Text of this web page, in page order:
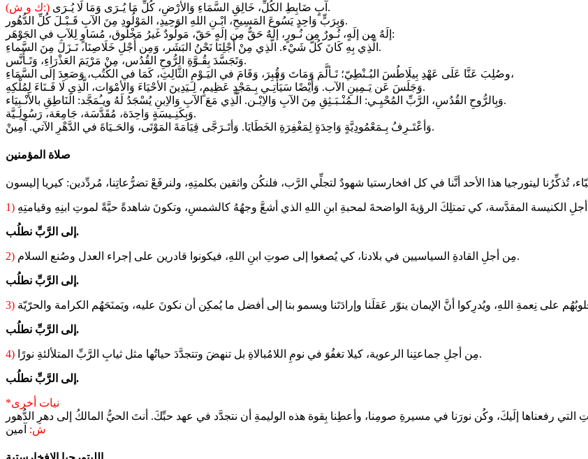
(ك و ش:)
آبٍ ضَابِطِ الكُلِّ، خَالِقِ السَّمَاءِ وَالأرْضِ، كُلِّ مَا يُـرَى وَمَا لَا يُـرَى.
وَبِرَبٍّ وَاحِدٍ يَسُوعَ المَسِيحِ، ابْـنِ اللهِ الوَحِيدِ، المَوْلُودِ مِنَ الآبِ قَـبْـلَ كُلِّ الدُّهُور.
إلَهٌ مِن إلَهٍ، نُـورٌ مِن نُـورٍ، إلَهٌ حَقٌّ مِن إلَهٍ حَقّ، مَولُودٌ غَيرُ مَخْلُوق، مُسَاوٍ لِلآبِ في الجَوْهَر:
الَّذِي بِهِ كَانَ كُلُّ شَيْء. الَّذِي مِنْ أَجْلِنَا نَحْنُ البَشَر، وَمِن أَجْلِ خَلَاصِنَا، نَـزَلَ مِنَ السَّماءِ.
وَتَجَسَّدَ بِقُـوَّةِ الرُّوحِ القُدُس، مِنْ مَرْيَمَ العَذْرَاءِ، وَتَـأَنَّس.
وصُلِبَ عَنَّا عَلَى عَهْدِ بِيلَاطُسَ البُـنْطِيّ؛ تَـألَّمَ وَمَاتَ وَقُبِرَ، وَقَامَ في اليَـوْمِ الثَّالِثِ، كَمَا في الكُتُب، وَصَعِدَ إلَى السَّمَاءِ،
وَجَلَسَ عَن يَـمِينِ الآب. وَأَيْضًا سَيَأْتِـي بِـمَجْدٍ عَظِيمٍ، لِـيَدِينَ الأحْيَاءَ وَالأمْوَات، الَّذِي لَا فَـنَاءَ لِمُلْكِهِ.
وَبِالرُّوحِ القُدُسِ، الرَّبِّ المُحْيِـي: الـمُنْـبَـثِقِ مِنَ الآبِ وَالاِبْـن. الَّذِي مَعَ الآبِ وَالاِبنِ يُسْجَدُ لَهُ ويـُمَجَّد: الَنَاطِقِ بالأَنْـبِيَاء.
وَبِكَنِـيسَةٍ وَاحِدَة، مُقَدَّسَة، جَامِعَة، رَسُولِـيَّة.
وَأعْتَـرِفُ بِـمَعْمُودِيَّةٍ وَاحِدَةٍ لِمَغْفِرَةِ الخَطَايَا. وَأتَـرَجَّى قِيَامَةَ المَوْتَى، وَالحَـيَاةَ في الدَّهْرِ الآتي. آمِينْ.
صلاة المؤمنين
1)
إلى الرَّبِّ نطلُب.
2) مِن أجلِ القادةِ السياسيين في بلادنا، كي يُصغوا إلى صوتِ ابنِ اللهِ، فيكونوا قادرين على إجراء العدل وصُنع السلام.
إلى الرَّبِّ نطلُب.
3)
إلى الرَّبِّ نطلُب.
4) مِن أجلِ جماعتِنا الرعوية، كيلا تغفُوَ في نومِ اللامُبالاةِ بل تنهضَ وتتجدَّدَ حياتُها مثل ثيابِ الرَّبِّ المتلألئةِ نورًا.
إلى الرَّبِّ نطلُب.
*نيات أخرى
ش: آمين